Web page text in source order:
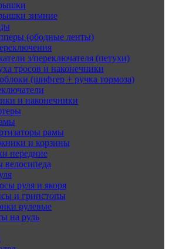
зимние
(ободные ленты)
з/переключателя (петухи)
тросов и наконечники
(шифтер + ручка тормоза)
и наконечники
рамы
и корзины
передние
велосипеда
руля и якоря
и грипстопы
рулевые
на руль